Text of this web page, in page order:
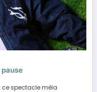
pause
ce spectacle mêla